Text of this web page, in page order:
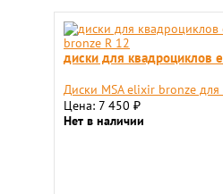
диски для квадроциклов
Диски MSA elixir bronze
Цена: 7 450 ₽
Нет в наличии